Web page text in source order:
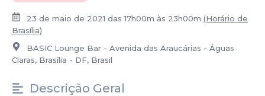
23 de maio de 2021 das 17h00m às 23h00m (Horário de
Brasília)
BASIC Lounge Bar - Avenida das Araucárias - Águas
Claras, Brasília - DF, Brasil
Descrição Geral